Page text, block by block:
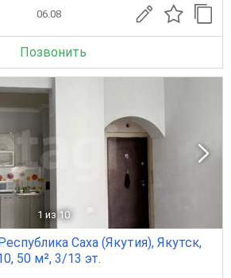
06.08
Позвонить
1 из 10
Саха (Якутия), Якутск,
50 м², 3/13 эт.